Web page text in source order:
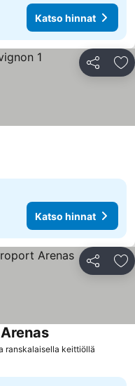
Katso hinnat
Jaa
Katso hinnat
Jaa
ranskalaisella keittiöllä
Katso hinnat